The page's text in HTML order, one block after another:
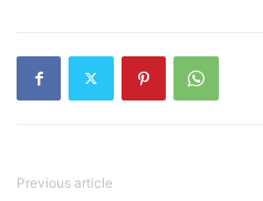
Previous article